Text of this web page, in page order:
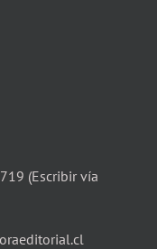
(Escribir vía